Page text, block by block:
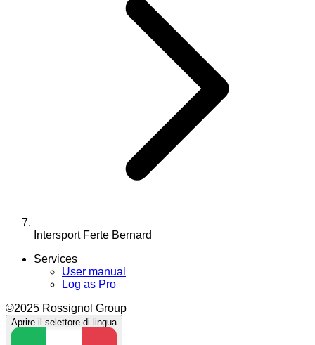
Intersport Ferte Bernard
Services
User manual
Log as Pro
©2025 Rossignol Group
Aprire il selettore di lingua